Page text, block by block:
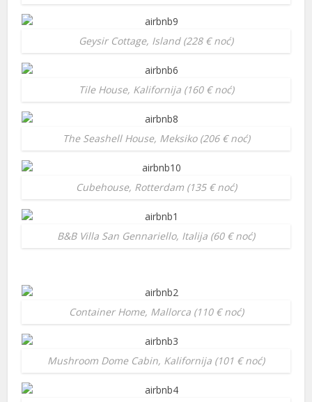
Geysir Cottage, Island (228 € noć)
Tile House, Kalifornija (160 € noć)
The Seashell House, Meksiko (206 € noć)
Cubehouse, Rotterdam (135 € noć)
B&B Villa San Gennariello, Italija (60 € noć)
Container Home, Mallorca (110 € noć)
Mushroom Dome Cabin, Kalifornija (101 € noć)